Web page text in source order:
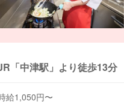
「中津駅」より徒歩13分
給1,050円〜